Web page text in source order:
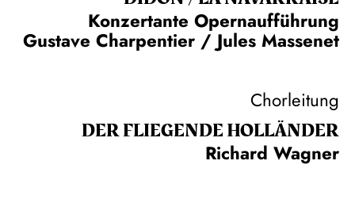
Konzertante Opernaufführung
Gustave Charpentier / Jules Massenet
Chorleitung
DER FLIE­GEN­DE HOL­LÄN­DER
Richard Wagner